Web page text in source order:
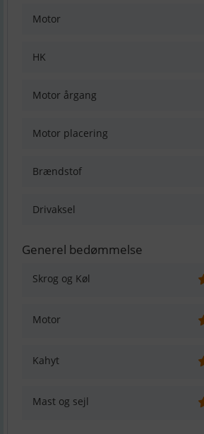
Motor
HK
Motor årgang
Motor placering
Brændstof
Drivaksel
Generel bedømmelse
Skrog og Køl
Motor
Kahyt
Mast og sejl